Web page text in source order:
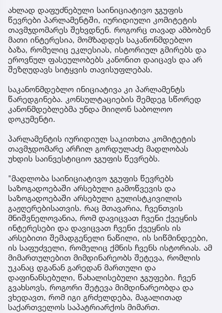
ახლად დაფუძნებული საინიციატივო ჯგუფის
წევრები პარლამენტში, იურიდიული კომიტეტის
თავმჯდომარეს შეხვდნენ. როგორც თავად ამბობენ
მათი ინტერესია, მომზადდეს საკანონმდებლო
ბაზა, რომელიც ეკლესიას, ისტორიულ გმირებს და
ეროვნულ ფასეულობებს კანონით დაიცავს და არ
შეზღუდავს სიტყვის თავისუფლებას.
საკანონმდებლო ინიციატივა კი პარლამენტს
წარედგინება. კონსულტაციების შემდეგ სწორედ
კანონმდებლებმა უნდა მიიღონ საბოლოო
დოკუმენტი.
პარლამენტის იურიდიულ საკითხთა კომიტეტის
თავმჯდომარე არჩილ გორდულაძე მადლობას
უხდის საინვესტიციო ჯგუფის წევრებს.
"მადლობა საინიციატივო ჯგუფის წევრებს
საზოგადოებაში არსებული გამოწვევის და
საზოგადოებაში არსებული გულისტკივილის
გაჟღერებისათვის. რაც მთავარია, ჩვენთვის
მნიშვნელოვანია, რომ დავიცვათ ჩვენი ქვეყნის
ინტერესები და დავიცვათ ჩვენი ქვეყნის ის
არსებითი შემადგენელი ნაწილი, ის სიწმინდეები,
ის საფუძველი, რომელიც ქმნის ჩვენს ისტორიას. ამ
მიმართულებით მიმდინარეობს შეტევა, რომლის
უკანაც დგანან გარედან მართული და
დაფინანსებული, წახალისებული ჯგუფები. ჩვენ
გვახსოვს, როგორი შეტევა მიმდინარეობდა და
ვხედავთ, რომ იგი გრძელდება, მაგალითად
საქართველოს საპატრიარქოს მიმართ.